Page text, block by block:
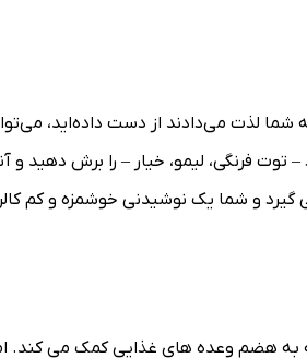
شما لذت می‌دادند از دست داده‌اید،
فرنگی، لیمو، خیار – را برش دهید و
و شما یک نوشیدنی خوشمزه و کم
به هضم وعده های غذایی کمک می کند.